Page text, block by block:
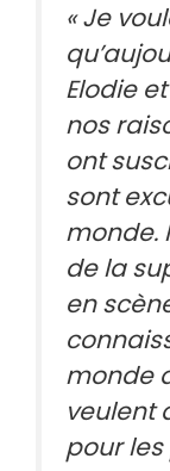
« Je
Elodie
nos
ont
sont
monde.
de la
en
monde
veulent
pour